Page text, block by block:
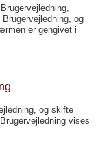
og
er gengivet i
og skifte
vises